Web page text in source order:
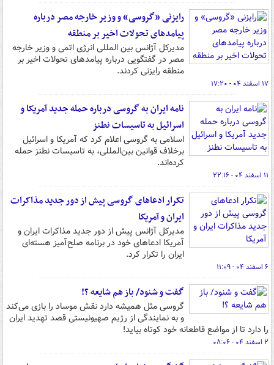
رایزنی «گروسی» و وزیر خارجه مصر درباره
پیامدهای تحولات اخیر بر منطقه
مدیرکل آژانس بین‌ المللی انرژی اتمی و وزیر خارجه
مصر در گفتگویی درباره پیامدهای تحولات اخیر بر
منطقه رایزنی کردند.
۱۷ اسفند ۰۴ - ۱۷:۲۰
نامه ایران به گروسی درباره حمله جدید آمریکا و
اسرائیل به تاسیسات نطنز
اسلامی به گروسی اعلام کرد که آمریکا و اسرائیل
برخلاف قوانین‌ بین‌المللی، به تاسیسات نطنز حمله
کرده‌اند.
۱۱ اسفند ۰۴ - ۲۲:۱۶
تکرار ادعاهای گروسی پیش از دور جدید مذاکرات
ایران و آمریکا
مدیرکل آژانس پیش از دور جدید مذاکرات ایران و
آمریکا ادعاهای خود در برنامه صلح‌آمیز هسته‌ای
ایران را تکرار کرد.
۶ اسفند ۰۴ - ۱۱:۰۹
گفت و شنود/ باز هم شایعه ؟!
گروسی مثل همیشه دارد نقش موساد را بازی می‌کند
و به نمایندگی از رژیم صهیونیستی قصد تهدید ایران
را دارد تا از مواضع قاطعانه خود کوتاه بیاید!
۲ اسفند ۰۴ - ۰۸:۰۶